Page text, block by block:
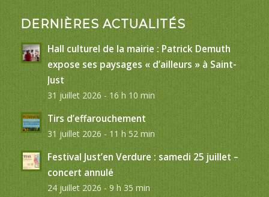
DERNIÈRES ACTUALITÉS
Hall culturel de la mairie : Patrick Demuth
expose ses paysages « d’ailleurs » à Saint-
Just
31 juillet 2026 - 16 h 10 min
Tirs d’effarouchement
31 juillet 2026 - 11 h 52 min
Festival Just’en Verdure : samedi 25 juillet –
concert annulé
24 juillet 2026 - 9 h 35 min